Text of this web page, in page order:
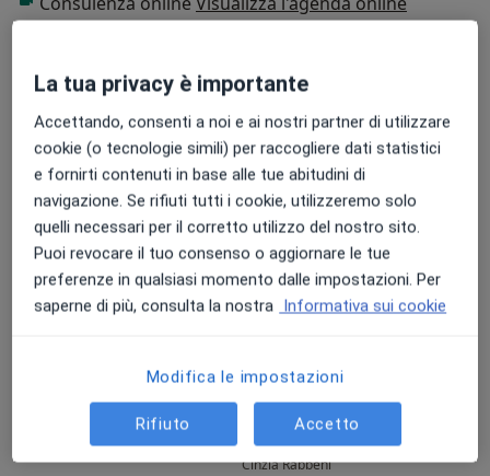
Visita Otorinolaringoiatrica Pediatrica
Visita Otorinolaringoiatrica per Russamento
Videolaringoscopia con NBI
Polisonnografia Adulti
Polisonnografia Pediatrica
Possibilità di Visita Domiciliare
"Il Medico studia le Persone non le malattie"
(Ippocrate)
Visualizza galleria (14)
Highlights
Un medico preparato e
competente, ma ciò che lo
contraddistingue è la sua
Altro
Cinzia Rabbeni
esperienza è
competenza
La tua privacy è importante
Accettando, consenti a noi e ai nostri partner di utilizzare
cookie (o tecnologie simili) per raccogliere dati statistici
e fornirti contenuti in base alle tue abitudini di
navigazione. Se rifiuti tutti i cookie, utilizzeremo solo
quelli necessari per il corretto utilizzo del nostro sito.
Puoi revocare il tuo consenso o aggiornare le tue
preferenze in qualsiasi momento dalle impostazioni. Per
saperne di più, consulta la nostra Informativa sui cookie
Modifica le impostazioni
Rifiuto Accetto